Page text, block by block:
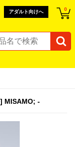
0
アダルト向けへ
MISAMO; -